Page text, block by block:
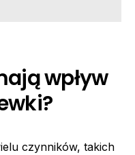
wpływ
czynników, takich